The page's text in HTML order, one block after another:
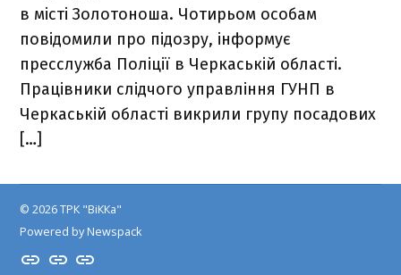
в місті Золотоноша. Чотирьом особам
повідомили про підозру, інформує
пресслужба Поліції в Черкаській області.
Працівники слідчого управління ГУНП в
Черкаській області викрили групу посадових
[…]
© 2026 ТРК "ВіККа"
Powered by Newspack
Insta
YouTube
FB